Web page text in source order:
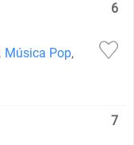
6
, Música Pop,
7